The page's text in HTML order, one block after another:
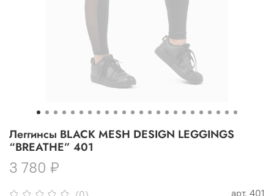
арт. 401
Леггинсы BLACK MESH DESIGN LEGGINGS
“BREATHE” 401
3 780 ₽